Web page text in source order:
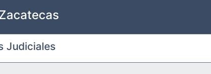
Judiciales